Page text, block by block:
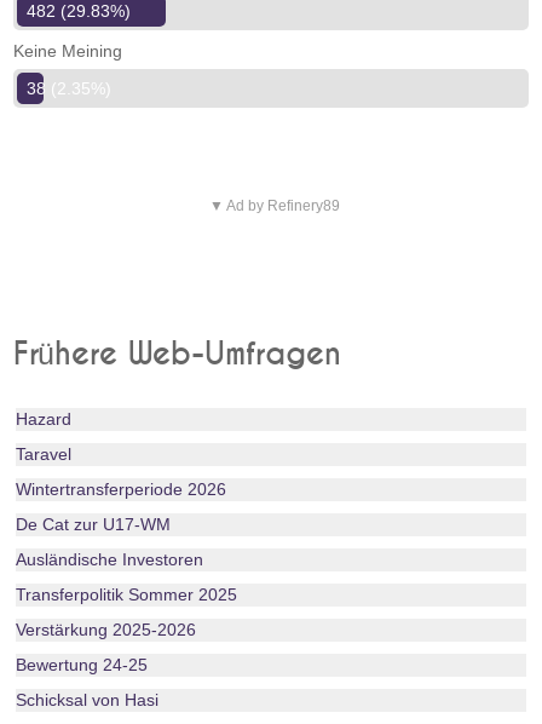
482 (29.83%)
Keine Meining
38 (2.35%)
▼ Ad by Refinery89
Frühere Web-Umfragen
Hazard
Taravel
Wintertransferperiode 2026
De Cat zur U17-WM
Ausländische Investoren
Transferpolitik Sommer 2025
Verstärkung 2025-2026
Bewertung 24-25
Schicksal von Hasi